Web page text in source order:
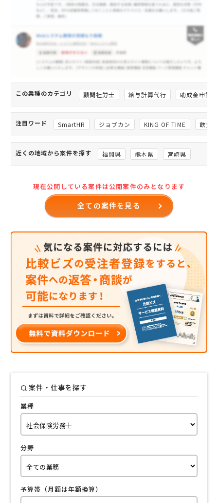
この業種のカテゴリ 顧問社労士 給与計算代行 助成金申請
注目ワード SmartHR ジョブカン KING OF TIME 飲食
近くの地域から案件を探す 福岡県 熊本県 宮崎県
現在公開している案件は公開案件のみとなります
全ての案件を見る
案件・仕事を探す
業種
分野
予算帯（月額は年額換算）